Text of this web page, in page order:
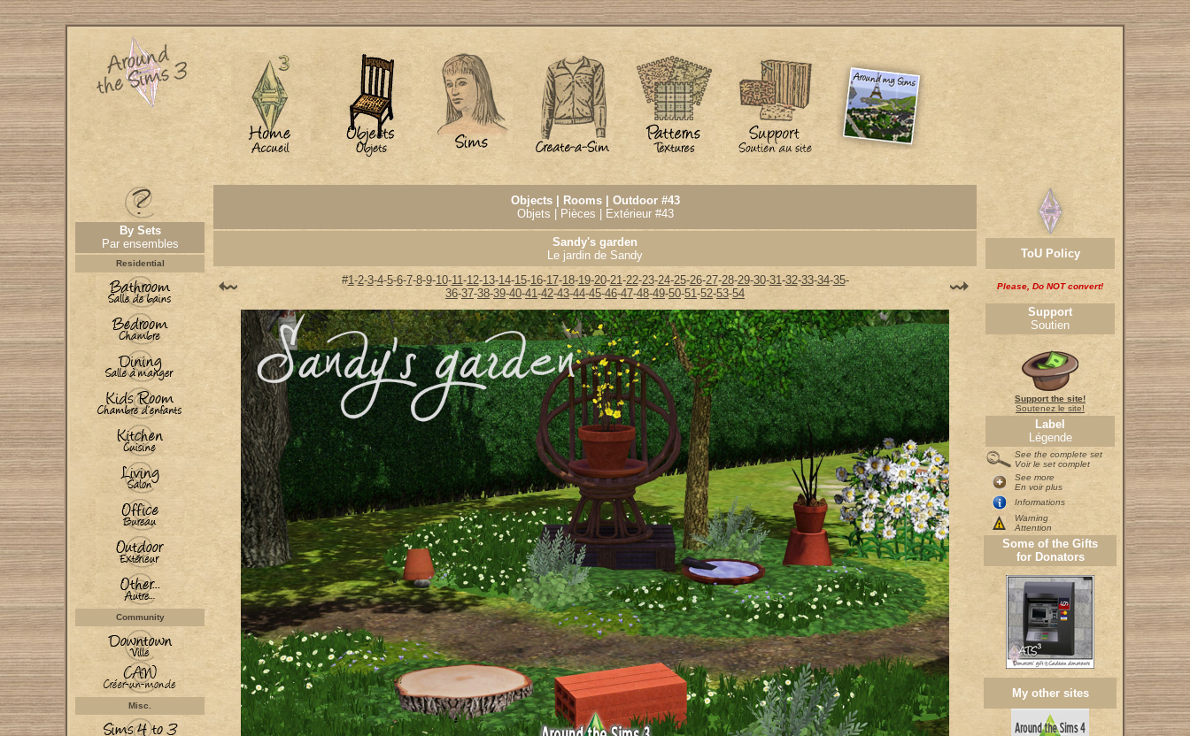
By Sets
Par ensembles
Residential
Community
Misc.
Objects | Rooms | Outdoor #43
Objets | Pièces | Extérieur #43
Sandy's garden
Le jardin de Sandy
#1-2-3-4-5-6-7-8-9-10-11-12-13-14-15-16-17-18-19-20-21-22-23-24-25-26-27-28-29-30-31-32-33-34-35-
36-37-38-39-40-41-42-43-44-45-46-47-48-49-50-51-52-53-54
ToU Policy
Please, Do NOT convert!
Support
Soutien
Support the site!
Soutenez le site!
Label
Légende
See the complete set
Voir le set complet
See more
En voir plus
Informations
Warning
Attention
Some of the Gifts
for Donators
My other sites